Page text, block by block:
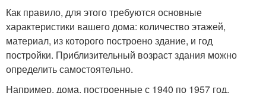
Как правило, для этого требуются основные
характеристики вашего дома: количество этажей,
материал, из которого построено здание, и год
постройки. Приблизительный возраст здания можно
определить самостоятельно.
Например, дома, построенные с 1940 по 1957 год,